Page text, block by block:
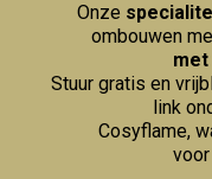
Onze
ombouwen
met
Stuur gratis en
link
Cosyflame,